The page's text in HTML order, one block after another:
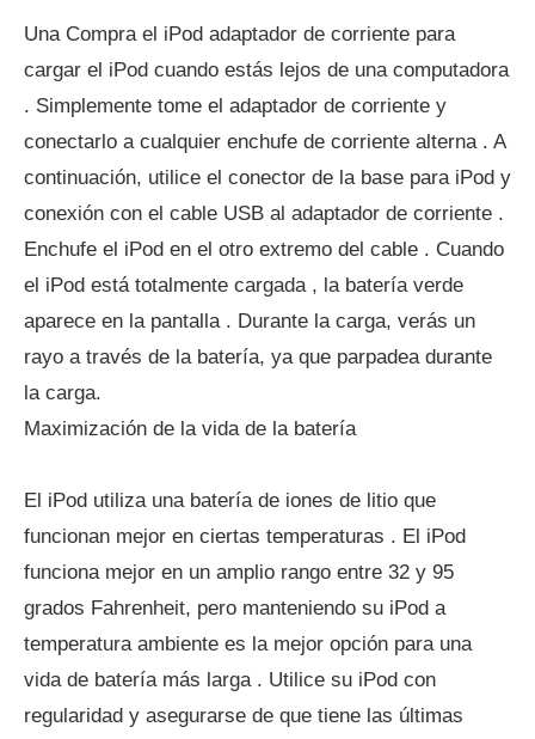
Una Compra el iPod adaptador de corriente para
cargar el iPod cuando estás lejos de una computadora
. Simplemente tome el adaptador de corriente y
conectarlo a cualquier enchufe de corriente alterna . A
continuación, utilice el conector de la base para iPod y
conexión con el cable USB al adaptador de corriente .
Enchufe el iPod en el otro extremo del cable . Cuando
el iPod está totalmente cargada , la batería verde
aparece en la pantalla . Durante la carga, verás un
rayo a través de la batería, ya que parpadea durante
la carga.
Maximización de la vida de la batería
El iPod utiliza una batería de iones de litio que
funcionan mejor en ciertas temperaturas . El iPod
funciona mejor en un amplio rango entre 32 y 95
grados Fahrenheit, pero manteniendo su iPod a
temperatura ambiente es la mejor opción para una
vida de batería más larga . Utilice su iPod con
regularidad y asegurarse de que tiene las últimas